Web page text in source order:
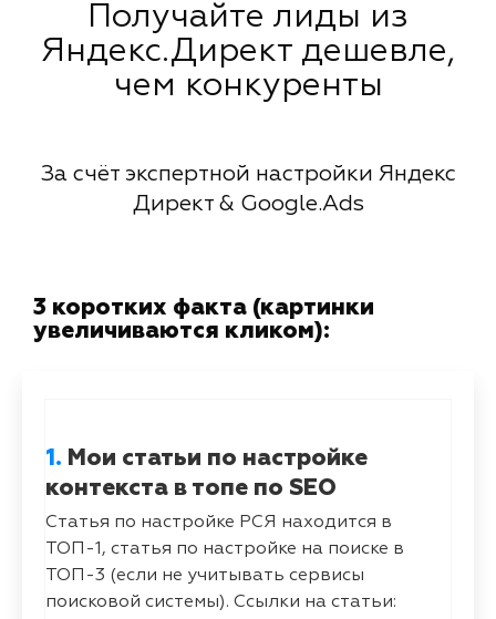
Получайте лиды из
Яндекс.Директ дешевле,
чем конкуренты
За счёт экспертной настройки Яндекс
Директ & Google.Ads
3 коротких факта (картинки
увеличиваются кликом):
1. Мои статьи по настройке
контекста в топе по SEO
Статья по настройке РСЯ находится в
ТОП-1, статья по настройке на поиске в
ТОП-3 (если не учитывать сервисы
поисковой системы). Ссылки на статьи: